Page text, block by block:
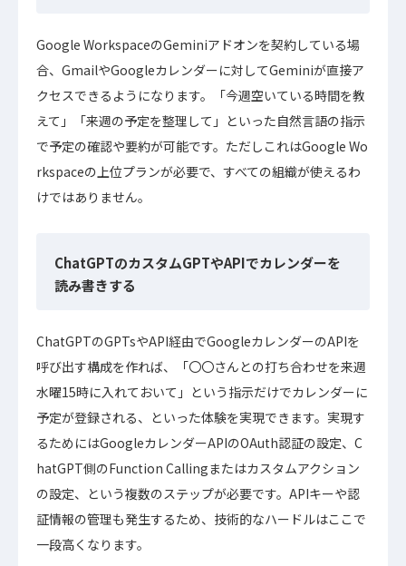
Google WorkspaceのGeminiアドオンを契約している場
合、GmailやGoogleカレンダーに対してGeminiが直接ア
クセスできるようになります。「今週空いている時間を教
えて」「来週の予定を整理して」といった自然言語の指示
で予定の確認や要約が可能です。ただしこれはGoogle Wo
rkspaceの上位プランが必要で、すべての組織が使えるわ
けではありません。
ChatGPTのカスタムGPTやAPIでカレンダーを
読み書きする
ChatGPTのGPTsやAPI経由でGoogleカレンダーのAPIを
呼び出す構成を作れば、「〇〇さんとの打ち合わせを来週
水曜15時に入れておいて」という指示だけでカレンダーに
予定が登録される、といった体験を実現できます。実現す
るためにはGoogleカレンダーAPIのOAuth認証の設定、C
hatGPT側のFunction Callingまたはカスタムアクション
の設定、という複数のステップが必要です。APIキーや認
証情報の管理も発生するため、技術的なハードルはここで
一段高くなります。